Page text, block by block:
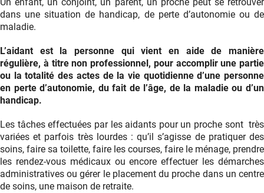
dans une situation de handicap, de perte d’autonomie ou de
maladie.
L’aidant est la personne qui vient en aide de manière
régulière, à titre non professionnel, pour accomplir une partie
ou la totalité des actes de la vie quotidienne d’une personne
en perte d’autonomie, du fait de l’âge, de la maladie ou d’un
handicap.
Les tâches effectuées par les aidants pour un proche sont très
variées et parfois très lourdes : qu’il s’agisse de pratiquer des
soins, faire sa toilette, faire les courses, faire le ménage, prendre
les rendez-vous médicaux ou encore effectuer les démarches
administratives ou gérer le placement du proche dans un centre
de soins, une maison de retraite.